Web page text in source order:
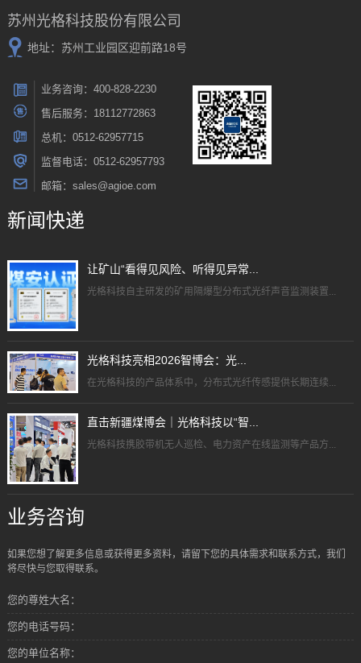
苏州光格科技股份有限公司
地址：苏州工业园区迎前路18号
业务咨询：400-828-2230
售后服务：18112772863
总机：0512-62957715
监督电话：0512-62957793
邮箱：sales@agioe.com
新闻快递
让矿山“看得见风险、听得见异常...
光格科技自主研发的矿用隔爆型分布式光纤声音监测装置...
光格科技亮相2026智博会：光...
在光格科技的产品体系中，分布式光纤传感提供长期连续...
直击新疆煤博会｜光格科技以“智...
光格科技携胶带机无人巡检、电力资产在线监测等产品方...
业务咨询
如果您想了解更多信息或获得更多资料，请留下您的具体需求和联系方式，我们
将尽快与您取得联系。
您的尊姓大名：
您的电话号码：
您的单位名称：